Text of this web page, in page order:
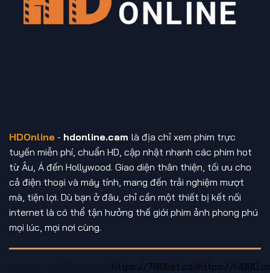
HDOnline - hdonline.cam là địa chỉ xem phim trực
tuyến miễn phí, chuẩn HD, cập nhật nhanh các phim hot
từ Âu, Á đến Hollywood. Giao diện thân thiện, tối ưu cho
cả điện thoại và máy tính, mang đến trải nghiệm mượt
mà, tiện lợi. Dù bạn ở đâu, chỉ cần một thiết bị kết nối
internet là có thể tận hưởng thế giới phim ảnh phong phú
mọi lúc, mọi nơi cùng.
https://789bet.co/https://